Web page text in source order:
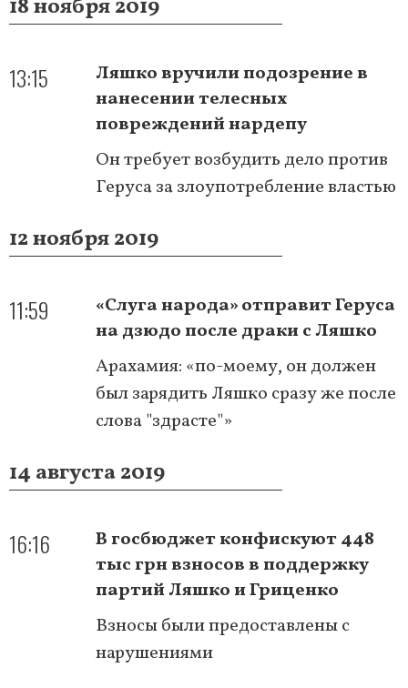
18 ноября 2019
13:15
Ляшко вручили подозрение в
нанесении телесных
повреждений нардепу
Он требует возбудить дело против
Геруса за злоупотребление властью
12 ноября 2019
11:59
«Слуга народа» отправит Геруса
на дзюдо после драки с Ляшко
Арахамия: «по-моему, он должен
был зарядить Ляшко сразу же после
слова "здрасте"»
14 августа 2019
16:16
В госбюджет конфискуют 448
тыс грн взносов в поддержку
партий Ляшко и Гриценко
Взносы были предоставлены с
нарушениями